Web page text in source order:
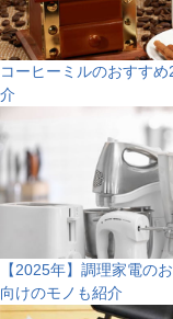
コーヒーミルのおすす
介
【2025年】調理家電の
向けのモノも紹介